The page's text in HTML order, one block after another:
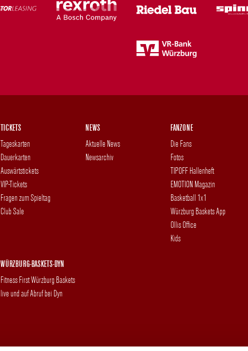
TICKETS
Tageskarten
Dauerkarten
Auswärtstickets
VIP-Tickets
Fragen zum Spieltag
Club Sale
NEWS
Aktuelle News
Newsarchiv
FANZONE
Die Fans
Fotos
TIPOFF Hallenheft
EMOTION Magazin
Basketball 1x1
Würzburg Baskets App
Ollis Office
Kids
WÜRZBURG-BASKETS-DYN
Fitness First Würzburg Baskets
live und auf Abruf bei Dyn